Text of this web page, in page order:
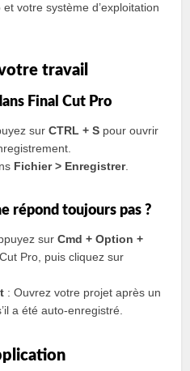
votre système d’exploitation
travail
Final Cut Pro
surCTRL + S pour ouvrir
Fichier > Enregistrer.
répond toujours pas ?
surCmd + Option +
Pro, puis cliquez sur
: Ouvrez votre projet après un
a été auto-enregistré.